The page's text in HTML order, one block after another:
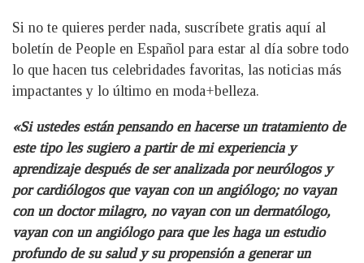
Si no te quieres perder nada, suscríbete gratis aquí al
boletín de People en Español para estar al día sobre todo
lo que hacen tus celebridades favoritas, las noticias más
impactantes y lo último en moda+belleza.
«Si ustedes están pensando en hacerse un tratamiento de
este tipo les sugiero a partir de mi experiencia y
aprendizaje después de ser analizada por neurólogos y
por cardiólogos que vayan con un angiólogo; no vayan
con un doctor milagro, no vayan con un dermatólogo,
vayan con un angiólogo para que les haga un estudio
profundo de su salud y su propensión a generar un